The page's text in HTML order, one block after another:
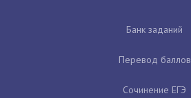
Банк заданий
Перевод баллов
Сочинение ЕГЭ